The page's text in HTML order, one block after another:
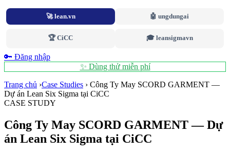
🚀 lean.vn 🤖 ungdungai
🏆 CiCC 🎓 leansigmavn
🔑 Đăng nhập
✨ Dùng thử miễn phí
Trang chủ ›Case Studies › Công Ty May SCORD GARMENT —
Dự án Lean Six Sigma tại CiCC
CASE STUDY
Công Ty May SCORD GARMENT — Dự
án Lean Six Sigma tại CiCC